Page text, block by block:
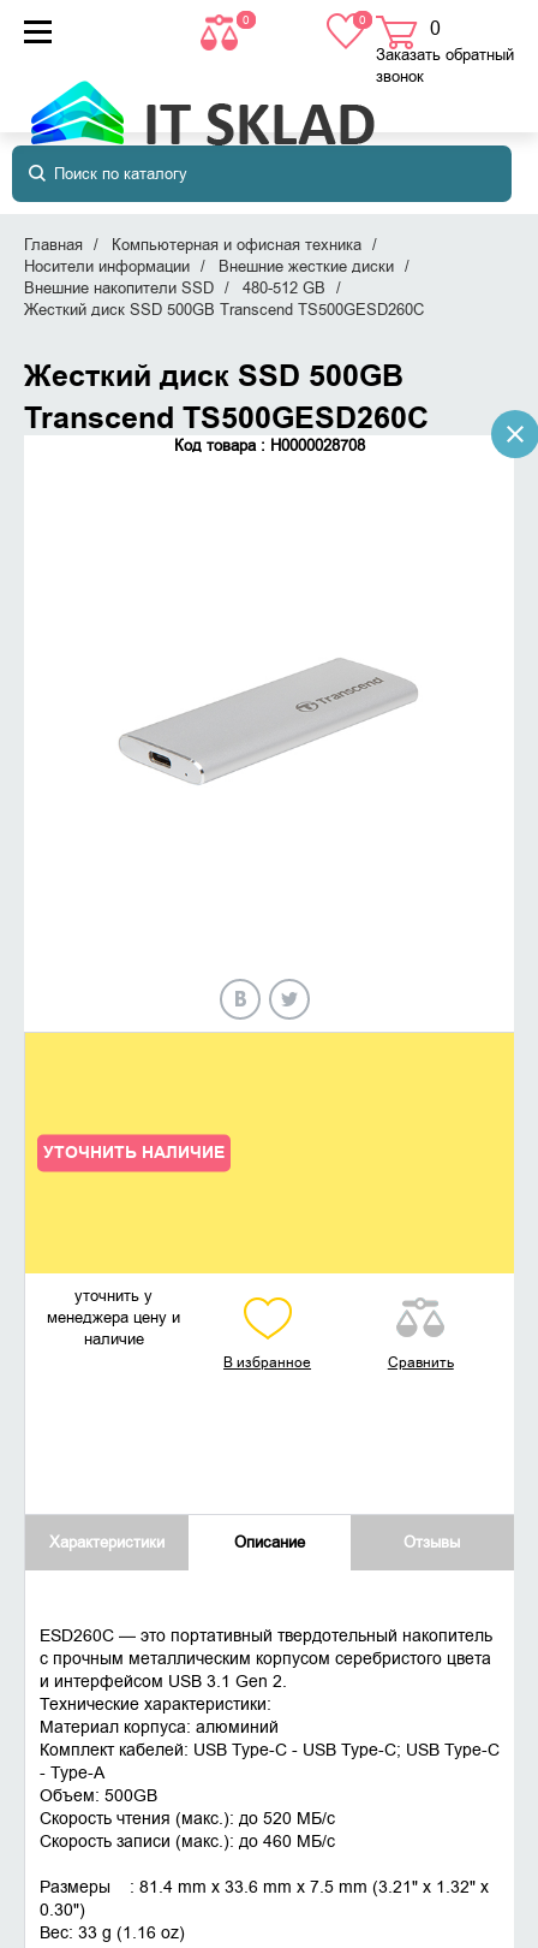
0 0 0
в корзине
Заказать обратный
звонок
Главная
Компьютерная и офисная техника
Носители информации
Внешние жесткие диски
Внешние накопители SSD
480-512 GB
Жесткий диск SSD 500GB Transcend TS500GESD260C
Жесткий диск SSD 500GB
Transcend TS500GESD260C
Код товара : Н0000028708
УТОЧНИТЬ НАЛИЧИЕ
уточнить у
менеджера цену и
наличие
В избранное Сравнить
Характеристики Описание Отзывы
ESD260C — это портативный твердотельный накопитель
с прочным металлическим корпусом серебристого цвета
и интерфейсом USB 3.1 Gen 2.
Технические характеристики:
Материал корпуса: алюминий
Комплект кабелей: USB Type-C - USB Type-C; USB Type-C
- Type-A
Объем: 500GB
Скорость чтения (макс.): до 520 MБ/с
Скорость записи (макс.): до 460 MБ/с
Размеры : 81.4 mm x 33.6 mm x 7.5 mm (3.21" x 1.32" x
0.30")
Вес: 33 g (1.16 oz)